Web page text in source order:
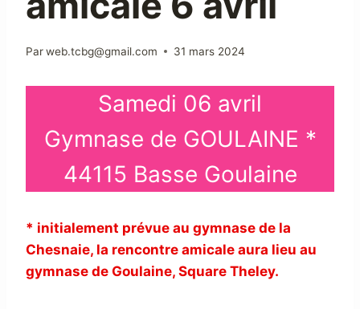
Parweb.tcbg@gmail.com 31 mars 2024
Samedi 06 avril
Gymnase de GOULAINE *
44115 Basse Goulaine
* initialement prévue au gymnase de la
Chesnaie, la rencontre amicale aura lieu au
gymnase de Goulaine, Square Theley.